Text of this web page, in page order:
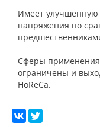
Имеет улучшенную
напряжения по
Сферы
ограничены и
HoReCa.